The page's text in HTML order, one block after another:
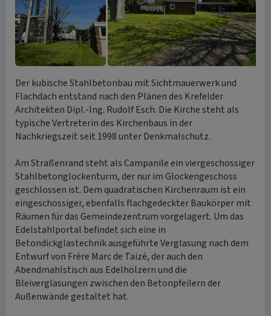
Der kubische Stahlbetonbau mit Sichtmauerwerk und
Flachdach entstand nach den Plänen des Krefelder
Architekten Dipl.-Ing. Rudolf Esch. Die Kirche steht als
typische Vertreterin des Kirchenbaus in der
Nachkriegszeit seit 1998 unter Denkmalschutz.
Am Straßenrand steht als Campanile ein viergeschossiger
Stahlbetonglockenturm, der nur im Glockengeschoss
geschlossen ist. Dem quadratischen Kirchenraum ist ein
eingeschossiger, ebenfalls flachgedeckter Baukörper mit
Räumen für das Gemeindezentrum vorgelagert. Um das
Edelstahlportal befindet sich eine in
Betondickglastechnik ausgeführte Verglasung nach dem
Entwurf von Frère Marc de Taizé, der auch den
Abendmahlstisch aus Edelhölzern und die
Bleiverglasungen zwischen den Betonpfeilern der
Außenwände gestaltet hat.